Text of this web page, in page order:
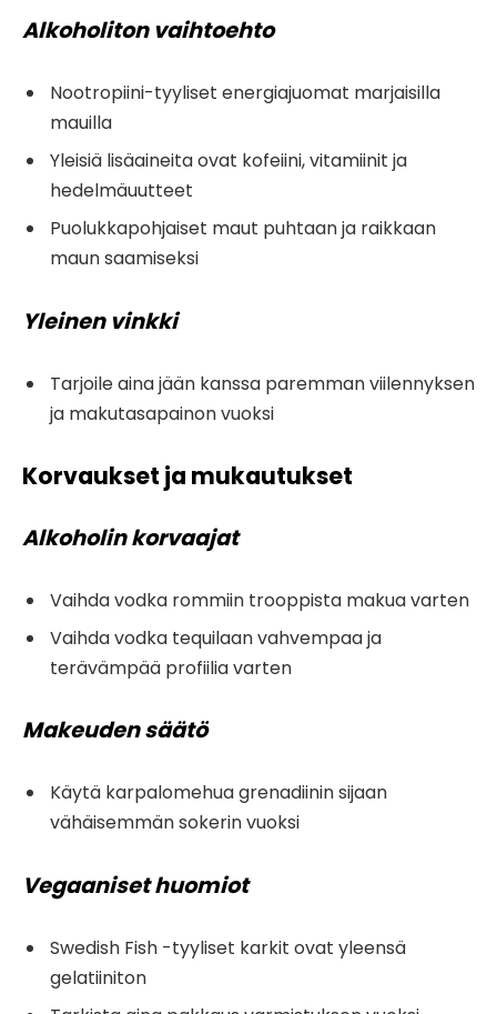
Alkoholiton vaihtoehto
Nootropiini-tyyliset energiajuomat marjaisilla
mauilla
Yleisiä lisäaineita ovat kofeiini, vitamiinit ja
hedelmäuutteet
Puolukkapohjaiset maut puhtaan ja raikkaan
maun saamiseksi
Yleinen vinkki
Tarjoile aina jään kanssa paremman viilennyksen
ja makutasapainon vuoksi
Korvaukset ja mukautukset
Alkoholin korvaajat
Vaihda vodka rommiin trooppista makua varten
Vaihda vodka tequilaan vahvempaa ja
terävämpää profiilia varten
Makeuden säätö
Käytä karpalomehua grenadiinin sijaan
vähäisemmän sokerin vuoksi
Vegaaniset huomiot
Swedish Fish -tyyliset karkit ovat yleensä
gelatiiniton